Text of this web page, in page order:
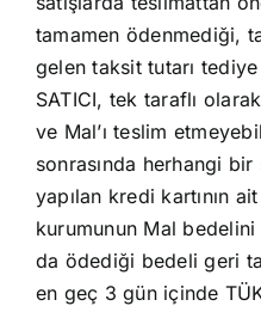
tamamen ödenmediği,
gelen taksit tutarı
SATICI, tek taraflı
ve Mal’ı teslim
sonrasında herhangi
yapılan kredi kartının
kurumunun Mal bedelini
da ödediği bedeli geri
en geç 3 gün içinde